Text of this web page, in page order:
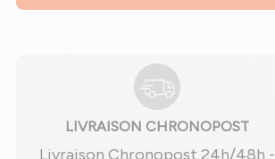
LIVRAISON CHRONOPOST
Livraison Chronopost 24h/48h -